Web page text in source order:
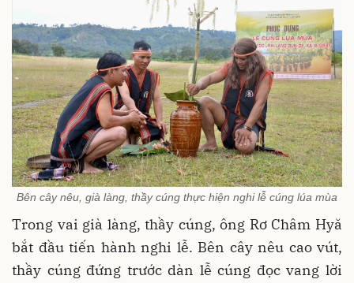
Bên cây nêu, già làng, thầy cúng thực hiện nghi lễ cúng lúa mùa
Trong vai già làng, thầy cúng, ông Rơ Châm Hyă
bắt đầu tiến hành nghi lễ. Bên cây nêu cao vút,
thầy cúng đứng trước dàn lễ cúng đọc vang lời